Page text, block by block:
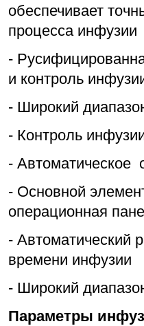
обеспечивает
процесса инфузии
-
и контроль
- Широкий
- Контроль
-
- Основной
операционная
- Автоматический
времени инфузии
- Широкий
Параметры